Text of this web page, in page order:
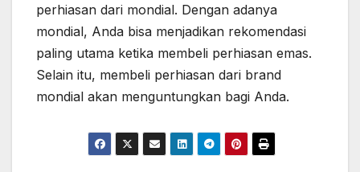
perhiasan dari mondial. Dengan adanya
mondial, Anda bisa menjadikan rekomendasi
paling utama ketika membeli perhiasan emas.
Selain itu, membeli perhiasan dari brand
mondial akan menguntungkan bagi Anda.